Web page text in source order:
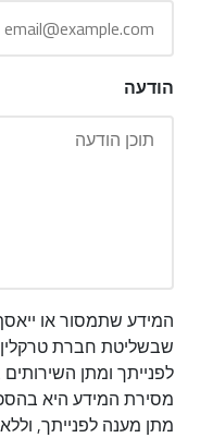
הודעה
המידע שתמסור או
שבשליטת חברת
לפנייתך ומתן
מסירת המידע היא
מתן מענה לפנייתך,